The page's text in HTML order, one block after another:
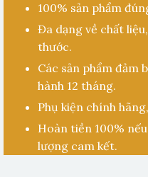
100% sản phẩm
Đa dạng về chất
thước.
Các sản phẩm đảm
hành 12 tháng.
Phụ kiện chính
Hoàn tiền 100%
lượng cam kết.